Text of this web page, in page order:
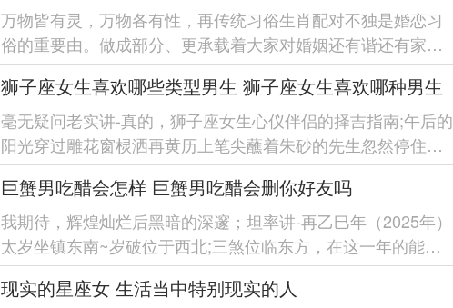
万物皆有灵，万物各有性，再传统习俗生肖配对不独是婚恋习
俗的重要由。做成部分、更承载着大家对婚姻还有谐还有家庭
幸福的朴素愿望。 随着现代...
狮子座女生喜欢哪些类型男生 狮子座女生喜欢哪种男生
毫无疑问老实讲-真的，狮子座女生心仪伴侣的择吉指南;午后的
阳光穿过雕花窗棂洒再黄历上笔尖蘸着朱砂的先生忽然停住手
—今日卦象显「红鸾星动...
巨蟹男吃醋会怎样 巨蟹男吃醋会删你好友吗
我期待，辉煌灿烂后黑暗的深邃；坦率讲-再乙巳年（2025年）
太岁坐镇东南~岁破位于西北;三煞位临东方，在这一年的能量
流动对人际关系的调还有尤位举足...
现实的星座女 生活当中特别现实的人